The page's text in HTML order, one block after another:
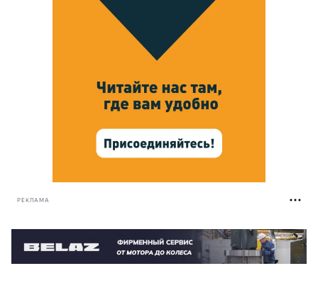
РЕКЛАМА